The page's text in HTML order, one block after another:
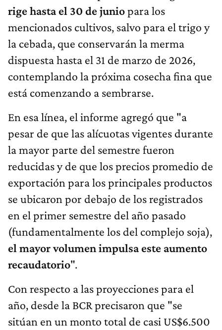
rige hasta el 30 de juniopara los
mencionados cultivos, salvo para el trigo y
la cebada, que conservarán la merma
dispuesta hasta el 31 de marzo de 2026,
contemplando la próxima cosecha fina que
está comenzando a sembrarse.
En esa línea, el informe agregó que "a
pesar de que las alícuotas vigentes durante
la mayor parte del semestre fueron
reducidas y de que los precios promedio de
exportación para los principales productos
se ubicaron por debajo de los registrados
en el primer semestre del año pasado
(fundamentalmente los del complejo soja),
el mayor volumen impulsa este aumento
recaudatorio".
Con respecto a las proyecciones para el
año, desde la BCR precisaron que "se
sitúan en un monto total de casi US$6.500